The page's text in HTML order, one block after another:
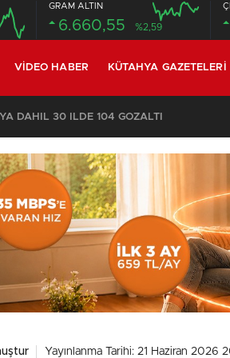
GRAM ALTIN
6.660,55 %2,59
VIDEO HABER KÜTAHYA GAZETELERI
KOMŞULARI ÖLDÜĞÜNÜ SANDI, YAŞLI KADINI ÇÖP YIĞINININ ARASINDA BULUNDU
Yayınlanma Tarihi: 21 Haziran 2026